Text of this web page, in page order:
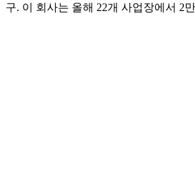
구. 이 회사는 올해 22개 사업장에서 2